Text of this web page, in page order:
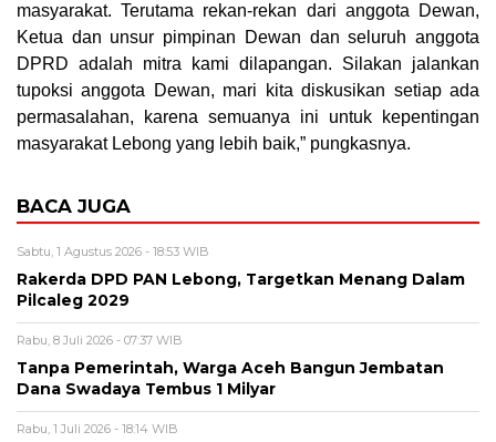
masyarakat. Terutama rekan-rekan dari anggota Dewan,
Ketua dan unsur pimpinan Dewan dan seluruh anggota
DPRD adalah mitra kami dilapangan. Silakan jalankan
tupoksi anggota Dewan, mari kita diskusikan setiap ada
permasalahan, karena semuanya ini untuk kepentingan
masyarakat Lebong yang lebih baik,” pungkasnya.
BACA JUGA
Sabtu, 1 Agustus 2026 - 18:53 WIB
Rakerda DPD PAN Lebong, Targetkan Menang Dalam
Pilcaleg 2029
Rabu, 8 Juli 2026 - 07:37 WIB
Tanpa Pemerintah, Warga Aceh Bangun Jembatan
Dana Swadaya Tembus 1 Milyar
Rabu, 1 Juli 2026 - 18:14 WIB